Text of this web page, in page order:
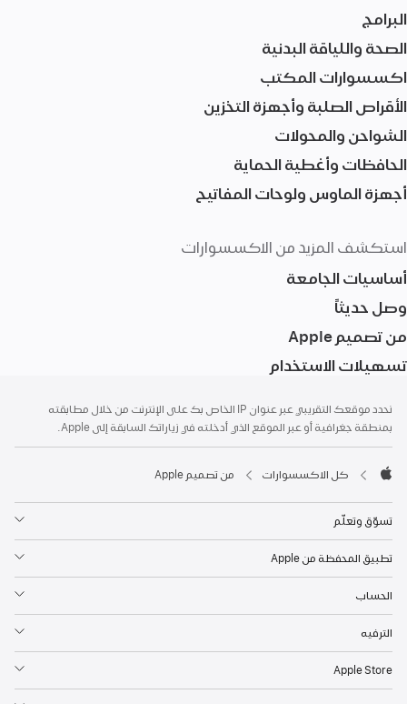
البرامج
الصحة واللياقة البدنية
اكسسوارات المكتب
الأقراص الصلبة وأجهزة التخزين
الشواحن والمحولات
الحافظات وأغطية الحماية
أجهزة الماوس ولوحات المفاتيح
استكشف المزيد من الاكسسوارات
أساسيات الجامعة
وصل حديثاً
من تصميم ‏Apple
تسهيلات الاستخدام
نحدد موقعك التقريبي عبر عنوان IP الخاص بك على الإنترنت من خلال مطابقته
بمنطقة جغرافية أو عبر الموقع الذي أدخلته في زياراتك السابقة إلى Apple.
كل الاكسسوارات من تصميم ‏Apple
تسوّق وتعلّم
تطبيق المحفظة من Apple
الحساب
الترفيه
Apple Store